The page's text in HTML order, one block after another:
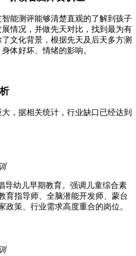
能测评能够清楚直观的了解到孩子
情况，并做先天对比，找到最为有
文化背景，根据先天及后天多方测
体好坏、情绪的影响。
，据相关统计，行业缺口已经达到
导幼儿早期教育。强调儿童综合素
育指导师、全脑潜能开发师、蒙台
政策、行业需求高度重合的岗位。